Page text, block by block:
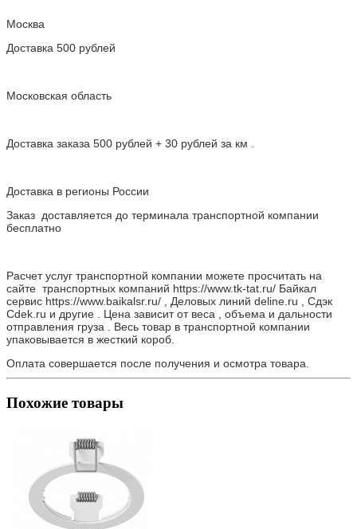
Москва
Доставка 500 рублей
Московская область
Доставка заказа 500 рублей + 30 рублей за км .
Доставка в регионы России
Заказ доставляется до терминала транспортной компании
бесплатно
Расчет услуг транспортной компании можете просчитать на
сайте транспортных компаний https://www.tk-tat.ru/ Байкал
сервис https://www.baikalsr.ru/ , Деловых линий deline.ru , Сдэк
Cdek.ru и другие . Цена зависит от веса , объема и дальности
отправления груза . Весь товар в транспортной компании
упаковывается в жесткий короб.
Оплата совершается после получения и осмотра товара.
Похожие товары